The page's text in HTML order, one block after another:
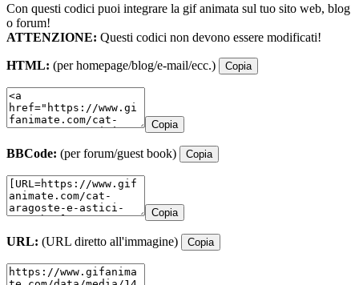
Con questi codici puoi integrare la gif animata sul tuo sito web, blog
o forum!
ATTENZIONE: Questi codici non devono essere modificati!
HTML: (per homepage/blog/e-mail/ecc.) Copia
Copia
BBCode: (per forum/guest book) Copia
Copia
URL: (URL diretto all'immagine) Copia